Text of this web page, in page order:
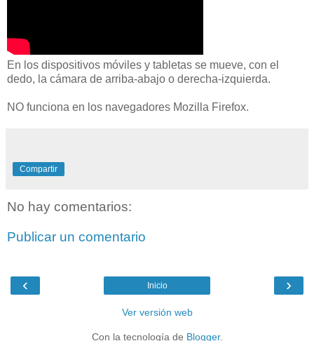
En los dispositivos móviles y tabletas se mueve, con el
dedo, la cámara de arriba-abajo o derecha-izquierda.
NO funciona en los navegadores Mozilla Firefox.
Compartir
No hay comentarios:
Publicar un comentario
‹ ›
Inicio
Ver versión web
Con la tecnología de Blogger.